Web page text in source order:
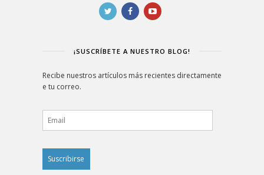
¡SUSCRÍBETE A NUESTRO BLOG!
Recibe nuestros artículos más recientes directamente
e tu correo.